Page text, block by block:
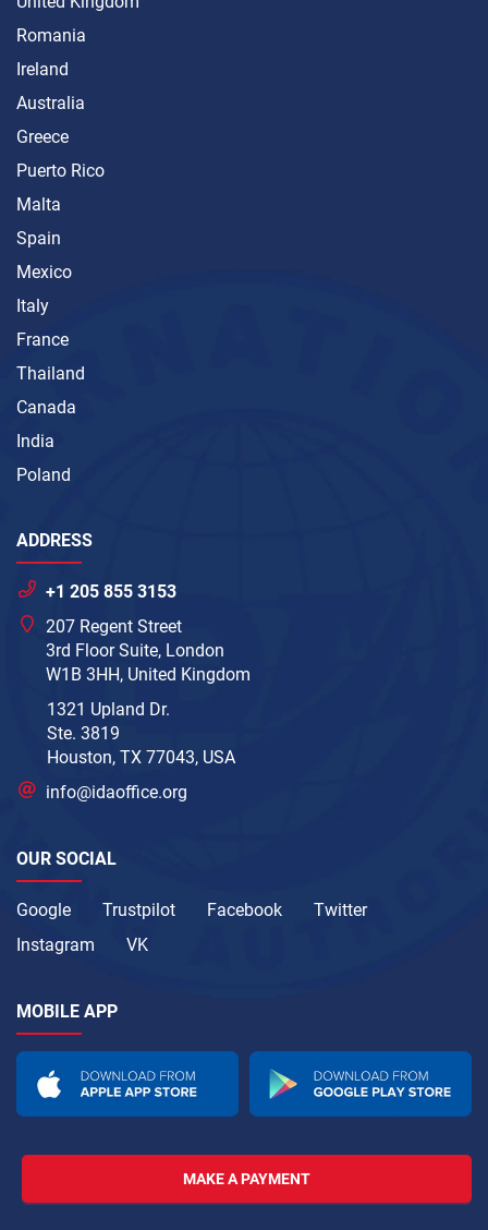
Romania
Ireland
Australia
Greece
Puerto Rico
Malta
Spain
Mexico
Italy
France
Thailand
Canada
India
Poland
ADDRESS
+1 205 855 3153
207 Regent Street
3rd Floor Suite, London
W1B 3HH, United Kingdom
1321 Upland Dr.
Ste. 3819
Houston, TX 77043, USA
info@idaoffice.org
OUR SOCIAL
Google Trustpilot Facebook
Twitter
Instagram
VK
MOBILE APP
MAKE A PAYMENT